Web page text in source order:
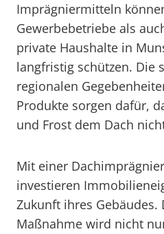
Imprägniermitteln
Gewerbebetriebe als
private Haushalte in
langfristig schützen. Die
regionalen
Produkte sorgen dafür,
und Frost dem Dach
Mit einer
investieren
Zukunft ihres
Maßnahme wird nicht